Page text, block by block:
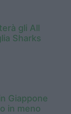
gli All
Sharks
Giappone
in meno